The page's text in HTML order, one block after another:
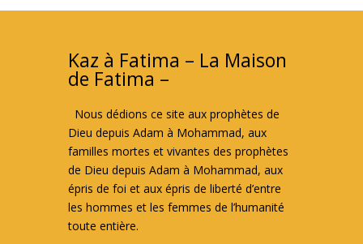
Kaz à Fatima – La Maison
de Fatima –
Nous dédions ce site aux prophètes de
Dieu depuis Adam à Mohammad, aux
familles mortes et vivantes des prophètes
de Dieu depuis Adam à Mohammad, aux
épris de foi et aux épris de liberté d’entre
les hommes et les femmes de l’humanité
toute entière.